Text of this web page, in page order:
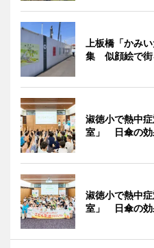
上板橋「かみ
集 似顔絵で街
淑徳小で熱中
室」 日傘の効
淑徳小で熱中
室」 日傘の効